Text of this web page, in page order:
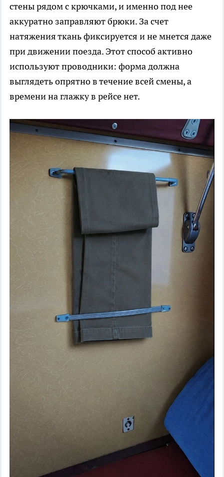
стены рядом с крючками, и именно под нее
аккуратно заправляют брюки. За счет
натяжения ткань фиксируется и не мнется даже
при движении поезда. Этот способ активно
используют проводники: форма должна
выглядеть опрятно в течение всей смены, а
времени на глажку в рейсе нет.